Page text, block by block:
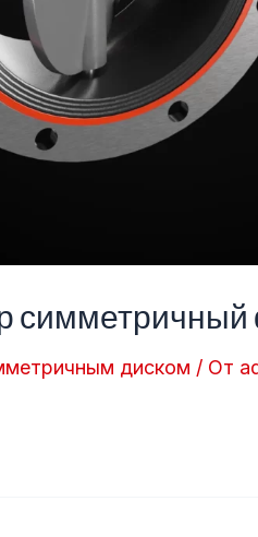
диском / От